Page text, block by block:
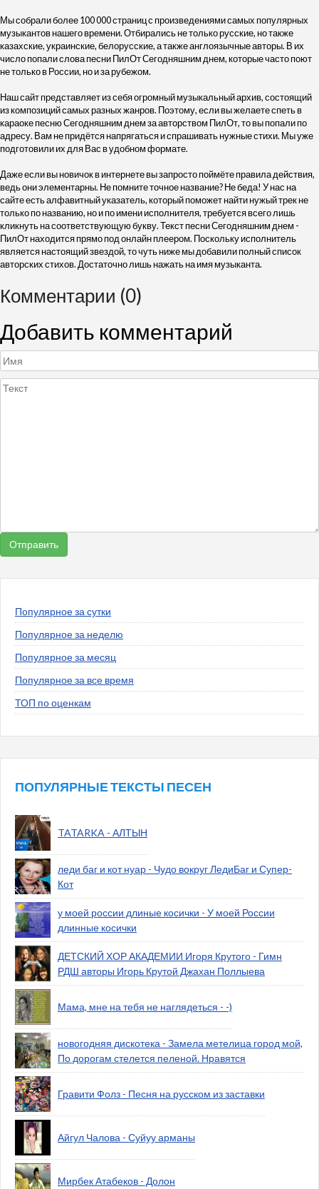
Мы собрали более 100 000 страниц с произведениями самых популярных
музыкантов нашего времени. Отбирались не только русские, но также
казахские, украинские, белорусские, а также англоязычные авторы. В их
число попали слова песни ПилОт Сегодняшним днем, которые часто поют
не только в России, но и за рубежом.
Наш сайт представляет из себя огромный музыкальный архив, состоящий
из композиций самых разных жанров. Поэтому, если вы желаете спеть в
караоке песню Сегодняшним днем за авторством ПилОт, то вы попали по
адресу. Вам не придётся напрягаться и спрашивать нужные стихи. Мы уже
подготовили их для Вас в удобном формате.
Даже если вы новичок в интернете вы запросто поймёте правила действия,
ведь они элементарны. Не помните точное название? Не беда! У нас на
сайте есть алфавитный указатель, который поможет найти нужый трек не
только по названию, но и по имени исполнителя, требуется всего лишь
кликнуть на соответствующую букву. Текст песни Сегодняшним днем -
ПилОт находится прямо под онлайн плеером. Поскольку исполнитель
является настоящий звездой, то чуть ниже мы добавили полный список
авторских стихов. Достаточно лишь нажать на имя музыканта.
Комментарии (0)
Добавить комментарий
Популярное за сутки
Популярное за неделю
Популярное за месяц
Популярное за все время
ТОП по оценкам
ПОПУЛЯРНЫЕ ТЕКСТЫ ПЕСЕН
TATARKA - АЛТЫН
леди баг и кот нуар - Чудо вокруг ЛедиБаг и Супер-
Кот
у моей россии длиные косички - У моей России
длинные косички
ДЕТСКИЙ ХОР АКАДЕМИИ Игоря Крутого - Гимн
РДШ авторы Игорь Крутой Джахан Поллыева
Мама, мне на тебя не наглядеться - -)
новогодняя дискотека - Замела метелица город мой,
По дорогам стелется пеленой. Нравятся
Гравити Фолз - Песня на русском из заставки
Айгул Чалова - Суйуу арманы
Мирбек Атабеков - Долон